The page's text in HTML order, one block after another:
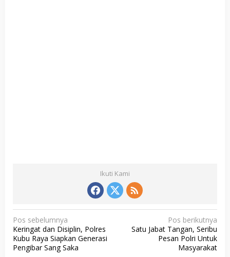
Ikuti Kami
N
a
v
Pos sebelumnya
Keringat dan Disiplin, Polres
Kubu Raya Siapkan Generasi
Pengibar Sang Saka
Pos berikutnya
Satu Jabat Tangan, Seribu
Pesan Polri Untuk
Masyarakat